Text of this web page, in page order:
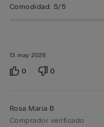
13 may 2026
Comodidad: 5/5
0 0
Rosa Maria B
Comprador verificado